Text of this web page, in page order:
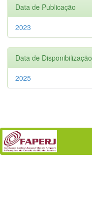
Data de Publicação
2023
Data de Disponibilização
2025